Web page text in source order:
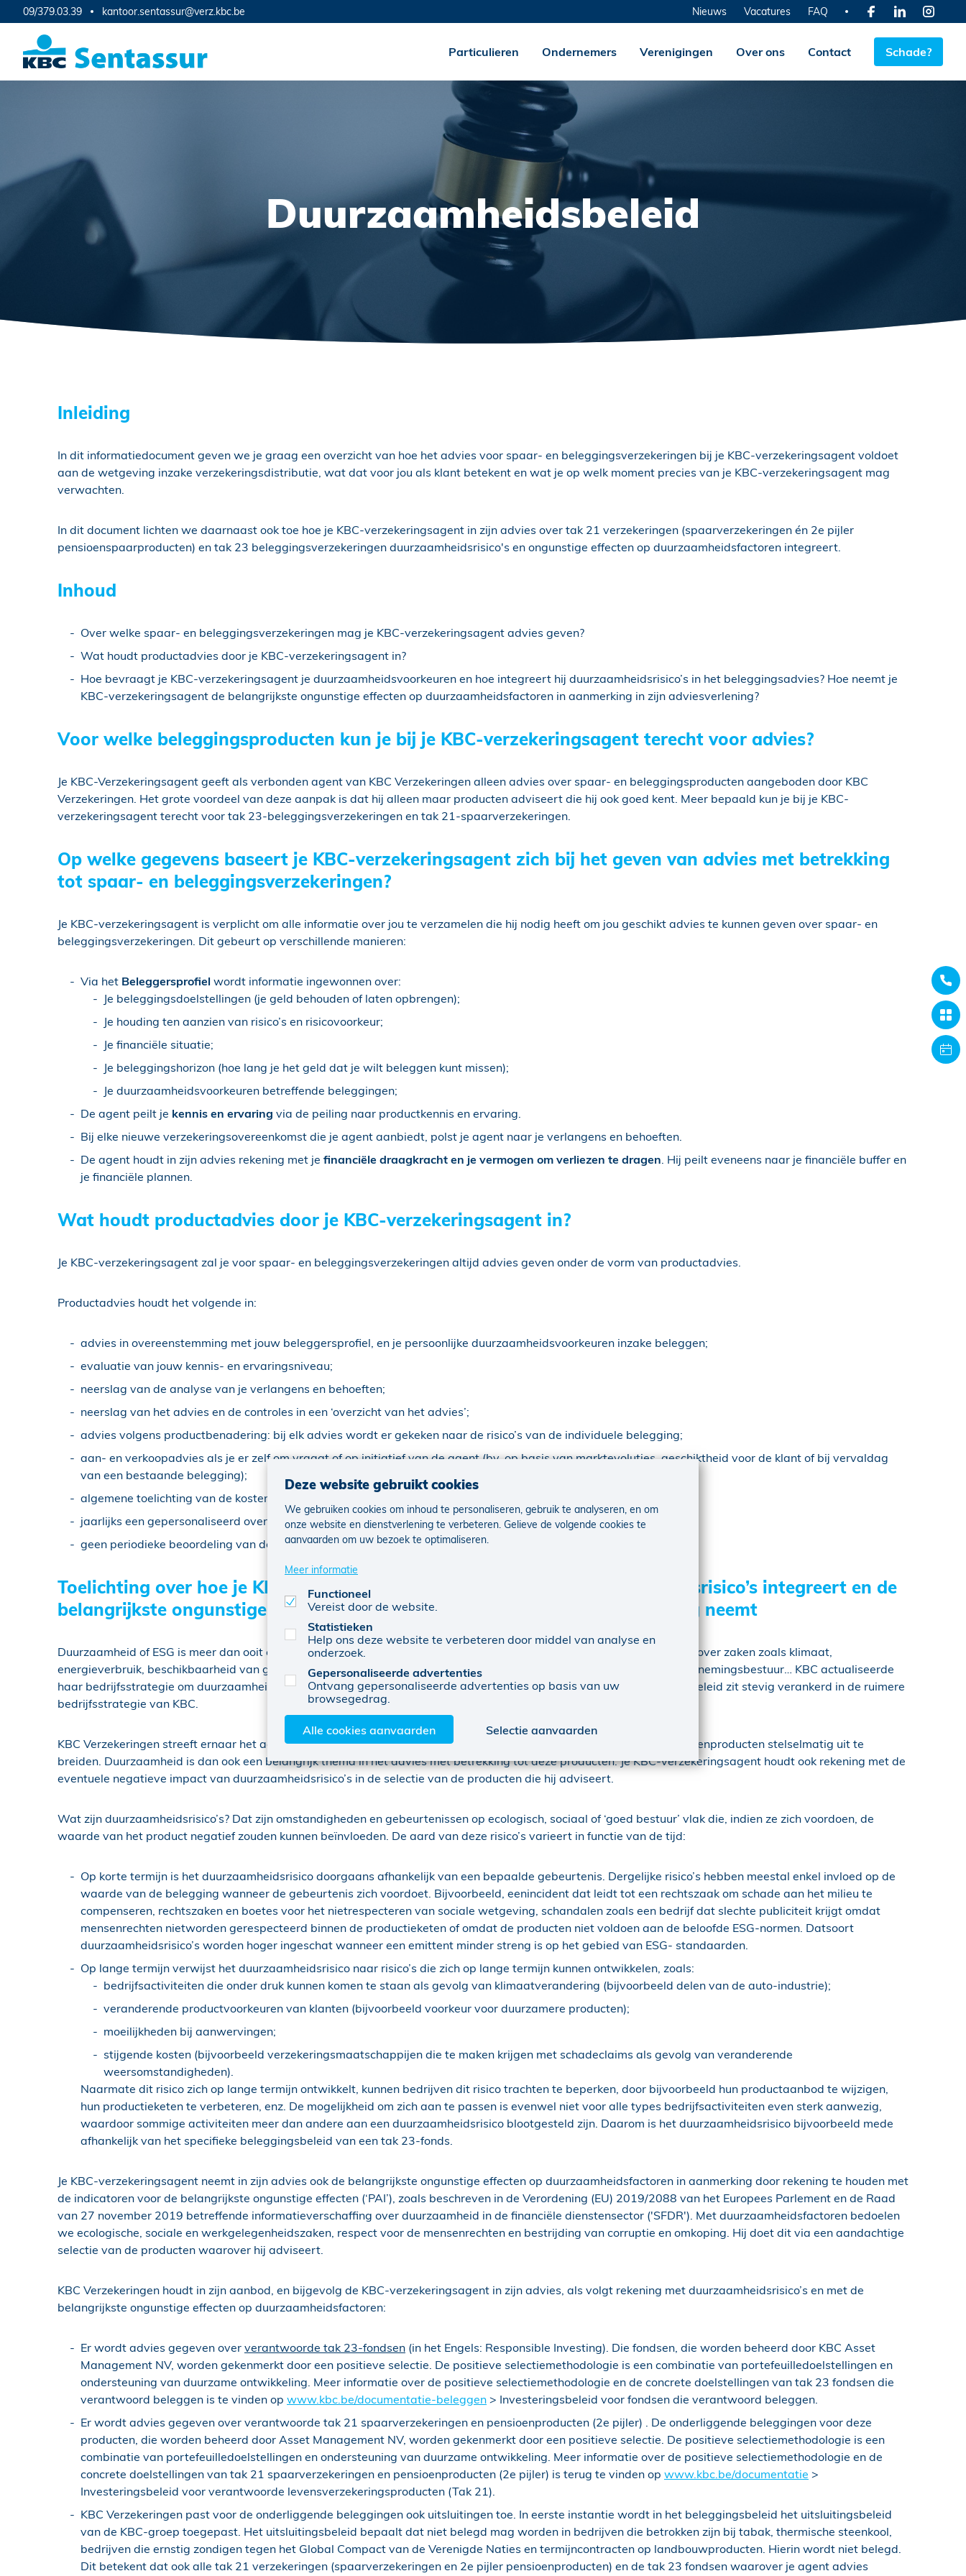
Particulieren Ondernemers Verenigingen Over ons Contact Schade?
09/379.03.39 kantoor.sentassur@verz.kbc.be Nieuws Vacatures FAQ
Duurzaamheidsbeleid
Inleiding
In dit informatiedocument geven we je graag een overzicht van hoe het advies voor spaar- en beleggingsverzekeringen bij je KBC-verzekeringsagent voldoet
aan de wetgeving inzake verzekeringsdistributie, wat dat voor jou als klant betekent en wat je op welk moment precies van je KBC-verzekeringsagent mag
verwachten.
In dit document lichten we daarnaast ook toe hoe je KBC-verzekeringsagent in zijn advies over tak 21 verzekeringen (spaarverzekeringen én 2e pijler
pensioenspaarproducten) en tak 23 beleggingsverzekeringen duurzaamheidsrisico's en ongunstige effecten op duurzaamheidsfactoren integreert.
Inhoud
Over welke spaar- en beleggingsverzekeringen mag je KBC-verzekeringsagent advies geven?
Wat houdt productadvies door je KBC-verzekeringsagent in?
Hoe bevraagt je KBC-verzekeringsagent je duurzaamheidsvoorkeuren en hoe integreert hij duurzaamheidsrisico’s in het beleggingsadvies? Hoe neemt je
KBC-verzekeringsagent de belangrijkste ongunstige effecten op duurzaamheidsfactoren in aanmerking in zijn adviesverlening?
Voor welke beleggingsproducten kun je bij je KBC-verzekeringsagent terecht voor advies?
Je KBC-Verzekeringsagent geeft als verbonden agent van KBC Verzekeringen alleen advies over spaar- en beleggingsproducten aangeboden door KBC
Verzekeringen. Het grote voordeel van deze aanpak is dat hij alleen maar producten adviseert die hij ook goed kent. Meer bepaald kun je bij je KBC-
verzekeringsagent terecht voor tak 23-beleggingsverzekeringen en tak 21-spaarverzekeringen.
Op welke gegevens baseert je KBC-verzekeringsagent zich bij het geven van advies met betrekking
tot spaar- en beleggingsverzekeringen?
Je KBC-verzekeringsagent is verplicht om alle informatie over jou te verzamelen die hij nodig heeft om jou geschikt advies te kunnen geven over spaar- en
beleggingsverzekeringen. Dit gebeurt op verschillende manieren:
Via het Beleggersprofiel wordt informatie ingewonnen over:
Je beleggingsdoelstellingen (je geld behouden of laten opbrengen);
Je houding ten aanzien van risico’s en risicovoorkeur;
Je financiële situatie;
Je beleggingshorizon (hoe lang je het geld dat je wilt beleggen kunt missen);
Je duurzaamheidsvoorkeuren betreffende beleggingen;
De agent peilt je kennis en ervaring via de peiling naar productkennis en ervaring.
Bij elke nieuwe verzekeringsovereenkomst die je agent aanbiedt, polst je agent naar je verlangens en behoeften.
De agent houdt in zijn advies rekening met je financiële draagkracht en je vermogen om verliezen te dragen . Hij peilt eveneens naar je financiële buffer en
je financiële plannen.
Wat houdt productadvies door je KBC-verzekeringsagent in?
Je KBC-verzekeringsagent zal je voor spaar- en beleggingsverzekeringen altijd advies geven onder de vorm van productadvies.
Productadvies houdt het volgende in:
advies in overeenstemming met jouw beleggersprofiel, en je persoonlijke duurzaamheidsvoorkeuren inzake beleggen;
evaluatie van jouw kennis- en ervaringsniveau;
neerslag van de analyse van je verlangens en behoeften;
neerslag van het advies en de controles in een ‘overzicht van het advies’;
advies volgens productbenadering: bij elk advies wordt er gekeken naar de risico’s van de individuele belegging;
aan- en verkoopadvies als je er zelf om vraagt of op initiatief van de agent (bv. op basis van marktevoluties, geschiktheid voor de klant of bij vervaldag
van een bestaande belegging);
algemene toelichting van de kosten verbonden aan de belegging, voorafgaand aan de transactie;
jaarlijks een gepersonaliseerd overzicht van je beleggingen en transacties via het jaarlijkse rekeninguittreksel;
geen periodieke beoordeling van de geschiktheid van je beleggingen.
Toelichting over hoe je KBC-verzekeringsagent in zijn advies duurzaamheidsrisico’s integreert en de
belangrijkste ongunstige effecten op duurzaamheidsfactoren in aanmerking neemt
Duurzaamheid of ESG is meer dan ooit een actueel thema. ESG staat voor ‘environmental, social & governance’ en gaat over zaken zoals klimaat,
energieverbruik, beschikbaarheid van grondstoffen, gezondheid, veiligheid, mensenrechten, arbeidsrechten, goed ondernemingsbestuur… KBC actualiseerde
haar bedrijfsstrategie om duurzaamheid na te streven in al haar activiteiten als bankverzekeraar. Ons duurzaamheidsbeleid zit stevig verankerd in de ruimere
bedrijfsstrategie van KBC.
KBC Verzekeringen streeft ernaar het aanbod aan verantwoorde spaar- en beleggingsverzekeringen en 2e pijler pensioenproducten stelselmatig uit te
breiden. Duurzaamheid is dan ook een belangrijk thema in het advies met betrekking tot deze producten. Je KBC-verzekeringsagent houdt ook rekening met de
eventuele negatieve impact van duurzaamheidsrisico’s in de selectie van de producten die hij adviseert.
Wat zijn duurzaamheidsrisico’s? Dat zijn omstandigheden en gebeurtenissen op ecologisch, sociaal of ‘goed bestuur’ vlak die, indien ze zich voordoen, de
waarde van het product negatief zouden kunnen beïnvloeden. De aard van deze risico’s varieert in functie van de tijd:
Op korte termijn is het duurzaamheidsrisico doorgaans afhankelijk van een bepaalde gebeurtenis. Dergelijke risico’s hebben meestal enkel invloed op de
waarde van de belegging wanneer de gebeurtenis zich voordoet. Bijvoorbeeld, eenincident dat leidt tot een rechtszaak om schade aan het milieu te
compenseren, rechtszaken en boetes voor het nietrespecteren van sociale wetgeving, schandalen zoals een bedrijf dat slechte publiciteit krijgt omdat
mensenrechten nietworden gerespecteerd binnen de productieketen of omdat de producten niet voldoen aan de beloofde ESG-normen. Datsoort
duurzaamheidsrisico’s worden hoger ingeschat wanneer een emittent minder streng is op het gebied van ESG- standaarden.
Op lange termijn verwijst het duurzaamheidsrisico naar risico’s die zich op lange termijn kunnen ontwikkelen, zoals:
bedrijfsactiviteiten die onder druk kunnen komen te staan als gevolg van klimaatverandering (bijvoorbeeld delen van de auto-industrie);
veranderende productvoorkeuren van klanten (bijvoorbeeld voorkeur voor duurzamere producten);
moeilijkheden bij aanwervingen;
stijgende kosten (bijvoorbeeld verzekeringsmaatschappijen die te maken krijgen met schadeclaims als gevolg van veranderende
weersomstandigheden).
Naarmate dit risico zich op lange termijn ontwikkelt, kunnen bedrijven dit risico trachten te beperken, door bijvoorbeeld hun productaanbod te wijzigen,
hun productieketen te verbeteren, enz. De mogelijkheid om zich aan te passen is evenwel niet voor alle types bedrijfsactiviteiten even sterk aanwezig,
waardoor sommige activiteiten meer dan andere aan een duurzaamheidsrisico blootgesteld zijn. Daarom is het duurzaamheidsrisico bijvoorbeeld mede
afhankelijk van het specifieke beleggingsbeleid van een tak 23-fonds.
Je KBC-verzekeringsagent neemt in zijn advies ook de belangrijkste ongunstige effecten op duurzaamheidsfactoren in aanmerking door rekening te houden met
de indicatoren voor de belangrijkste ongunstige effecten (‘PAI’), zoals beschreven in de Verordening (EU) 2019/2088 van het Europees Parlement en de Raad
van 27 november 2019 betreffende informatieverschaffing over duurzaamheid in de financiële dienstensector ('SFDR'). Met duurzaamheidsfactoren bedoelen
we ecologische, sociale en werkgelegenheidszaken, respect voor de mensenrechten en bestrijding van corruptie en omkoping. Hij doet dit via een aandachtige
selectie van de producten waarover hij adviseert.
KBC Verzekeringen houdt in zijn aanbod, en bijgevolg de KBC-verzekeringsagent in zijn advies, als volgt rekening met duurzaamheidsrisico’s en met de
belangrijkste ongunstige effecten op duurzaamheidsfactoren:
Er wordt advies gegeven oververantwoorde tak 23-fondsen (in het Engels: Responsible Investing). Die fondsen, die worden beheerd door KBC Asset
Management NV, worden gekenmerkt door een positieve selectie. De positieve selectiemethodologie is een combinatie van portefeuilledoelstellingen en
ondersteuning van duurzame ontwikkeling. Meer informatie over de positieve selectiemethodologie en de concrete doelstellingen van tak 23 fondsen die
verantwoord beleggen is te vinden op www.kbc.be/documentatie-beleggen > Investeringsbeleid voor fondsen die verantwoord beleggen.
Er wordt advies gegeven over verantwoorde tak 21 spaarverzekeringen en pensioenproducten (2e pijler) . De onderliggende beleggingen voor deze
producten, die worden beheerd door Asset Management NV, worden gekenmerkt door een positieve selectie. De positieve selectiemethodologie is een
combinatie van portefeuilledoelstellingen en ondersteuning van duurzame ontwikkeling. Meer informatie over de positieve selectiemethodologie en de
concrete doelstellingen van tak 21 spaarverzekeringen en pensioenproducten (2e pijler) is terug te vinden op www.kbc.be/documentatie >
Investeringsbeleid voor verantwoorde levensverzekeringsproducten (Tak 21).
KBC Verzekeringen past voor de onderliggende beleggingen ook uitsluitingen toe. In eerste instantie wordt in het beleggingsbeleid het uitsluitingsbeleid
van de KBC-groep toegepast. Het uitsluitingsbeleid bepaalt dat niet belegd mag worden in bedrijven die betrokken zijn bij tabak, thermische steenkool,
bedrijven die ernstig zondigen tegen het Global Compact van de Verenigde Naties en termijncontracten op landbouwproducten. Hierin wordt niet belegd.
Dit betekent dat ook alle tak 21 verzekeringen (spaarverzekeringen en 2e pijler pensioenproducten) en de tak 23 fondsen waarover je agent advies
Deze website gebruikt cookies
We gebruiken cookies om inhoud te personaliseren, gebruik te analyseren, en om
onze website en dienstverlening te verbeteren. Gelieve de volgende cookies te
aanvaarden om uw bezoek te optimaliseren.
Meer informatie
Functioneel
Vereist door de website.
Statistieken
Help ons deze website te verbeteren door middel van analyse en
onderzoek.
Gepersonaliseerde advertenties
Ontvang gepersonaliseerde advertenties op basis van uw
browsegedrag.
Alle cookies aanvaarden Selectie aanvaarden